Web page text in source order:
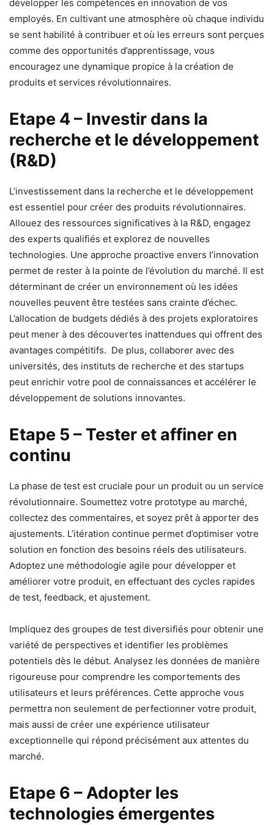
développer les compétences en innovation de vos
employés. En cultivant une atmosphère où chaque individu
se sent habilité à contribuer et où les erreurs sont perçues
comme des opportunités d’apprentissage, vous
encouragez une dynamique propice à la création de
produits et services révolutionnaires.
Etape 4 – Investir dans la
recherche et le développement
(R&D)
L’investissement dans la recherche et le développement
est essentiel pour créer des produits révolutionnaires.
Allouez des ressources significatives à la R&D, engagez
des experts qualifiés et explorez de nouvelles
technologies. Une approche proactive envers l’innovation
permet de rester à la pointe de l’évolution du marché. Il est
déterminant de créer un environnement où les idées
nouvelles peuvent être testées sans crainte d’échec.
L’allocation de budgets dédiés à des projets exploratoires
peut mener à des découvertes inattendues qui offrent des
avantages compétitifs. De plus, collaborer avec des
universités, des instituts de recherche et des startups
peut enrichir votre pool de connaissances et accélérer le
développement de solutions innovantes.
Etape 5 – Tester et affiner en
continu
La phase de test est cruciale pour un produit ou un service
révolutionnaire. Soumettez votre prototype au marché,
collectez des commentaires, et soyez prêt à apporter des
ajustements. L’itération continue permet d’optimiser votre
solution en fonction des besoins réels des utilisateurs.
Adoptez une méthodologie agile pour développer et
améliorer votre produit, en effectuant des cycles rapides
de test, feedback, et ajustement.
Impliquez des groupes de test diversifiés pour obtenir une
variété de perspectives et identifier les problèmes
potentiels dès le début. Analysez les données de manière
rigoureuse pour comprendre les comportements des
utilisateurs et leurs préférences. Cette approche vous
permettra non seulement de perfectionner votre produit,
mais aussi de créer une expérience utilisateur
exceptionnelle qui répond précisément aux attentes du
marché.
Etape 6 – Adopter les
technologies émergentes